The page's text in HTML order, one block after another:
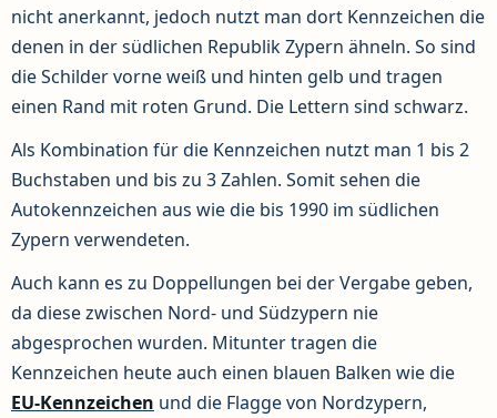
nicht anerkannt, jedoch nutzt man dort Kennzeichen die
denen in der südlichen Republik Zypern ähneln. So sind
die Schilder vorne weiß und hinten gelb und tragen
einen Rand mit roten Grund. Die Lettern sind schwarz.
Als Kombination für die Kennzeichen nutzt man 1 bis 2
Buchstaben und bis zu 3 Zahlen. Somit sehen die
Autokennzeichen aus wie die bis 1990 im südlichen
Zypern verwendeten.
Auch kann es zu Doppellungen bei der Vergabe geben,
da diese zwischen Nord- und Südzypern nie
abgesprochen wurden. Mitunter tragen die
Kennzeichen heute auch einen blauen Balken wie die
EU-Kennzeichen und die Flagge von Nordzypern,